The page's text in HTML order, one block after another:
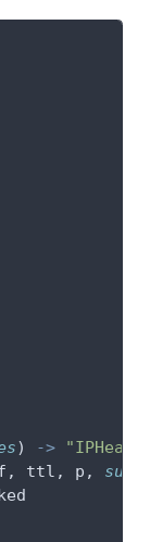
) ->
ttl, p, sum